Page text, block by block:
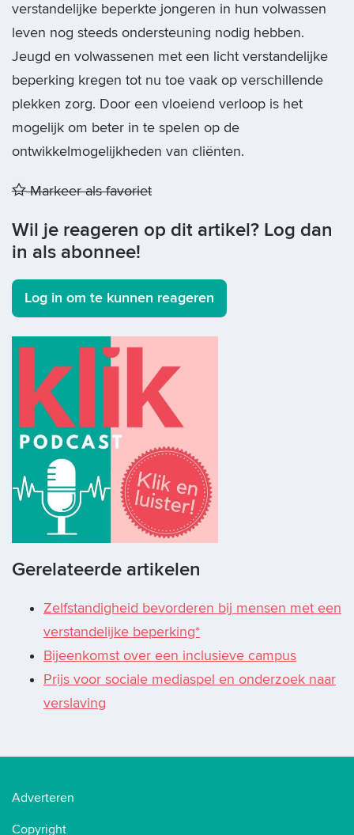
verstandelijke beperkte jongeren in hun volwassen
leven nog steeds ondersteuning nodig hebben.
Jeugd en volwassenen met een licht verstandelijke
beperking kregen tot nu toe vaak op verschillende
plekken zorg. Door een vloeiend verloop is het
mogelijk om beter in te spelen op de
ontwikkelmogelijkheden van cliënten.
Markeer als favoriet
Wil je reageren op dit artikel? Log dan
in als abonnee!
Log in om te kunnen reageren
Gerelateerde artikelen
Zelfstandigheid bevorderen bij mensen met een
verstandelijke beperking*
Bijeenkomst over een inclusieve campus
Prijs voor sociale mediaspel en onderzoek naar
verslaving
Adverteren
Copyright